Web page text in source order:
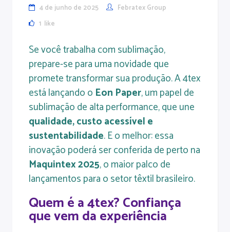
4 de junho de 2025
Febratex Group
1 like
Se você trabalha com sublimação,
prepare-se para uma novidade que
promete transformar sua produção. A 4tex
está lançando o Eon Paper, um papel de
sublimação de alta performance, que une
qualidade, custo acessível e
sustentabilidade. E o melhor: essa
inovação poderá ser conferida de perto na
Maquintex 2025, o maior palco de
lançamentos para o setor têxtil brasileiro.
Quem é a 4tex? Confiança
que vem da experiência